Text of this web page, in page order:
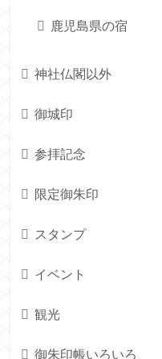
鹿児島県の宿
神社仏閣以外
御城印
参拝記念
限定御朱印
スタンプ
イベント
観光
御朱印帳いろいろ